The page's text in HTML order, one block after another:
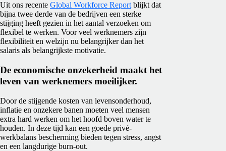
Uit ons recente Global Workforce Report blijkt dat
bijna twee derde van de bedrijven een sterke
stijging heeft gezien in het aantal verzoeken om
flexibel te werken. Voor veel werknemers zijn
flexibiliteit en welzijn nu belangrijker dan het
salaris als belangrijkste motivatie.
De economische onzekerheid maakt het
leven van werknemers moeilijker.
Door de stijgende kosten van levensonderhoud,
inflatie en onzekere banen moeten veel mensen
extra hard werken om het hoofd boven water te
houden. In deze tijd kan een goede privé-
werkbalans bescherming bieden tegen stress, angst
en een langdurige burn-out.